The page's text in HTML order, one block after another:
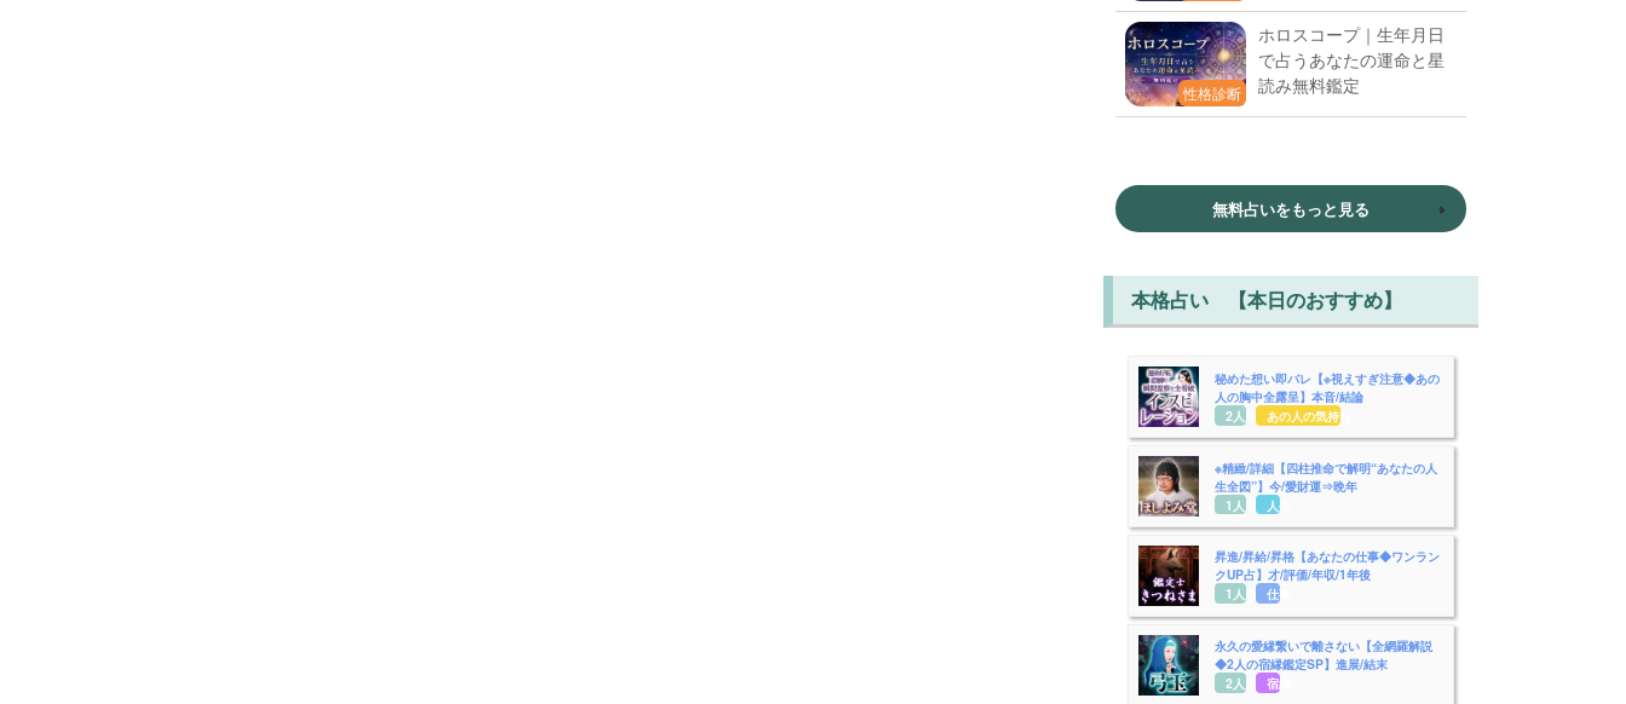
性格診断
ホロスコープ｜生年月日
で占うあなたの運命と星
読み無料鑑定
無料占いをもっと見る
本格占い 【本日のおすすめ】
秘めた想い即バレ【※視えすぎ注意◆あの
人の胸中全露呈】本音/結論
2人用 あの人の気持ち
※精緻/詳細【四柱推命で解明“あなたの人
生全図”】今/愛財運⇒晩年
1人用
人生
昇進/昇給/昇格【あなたの仕事◆ワンラン
クUP占】才/評価/年収/1年後
1人用
仕事
永久の愛縁繋いで離さない【全網羅解説
◆2人の宿縁鑑定SP】進展/結末
2人用
宿縁